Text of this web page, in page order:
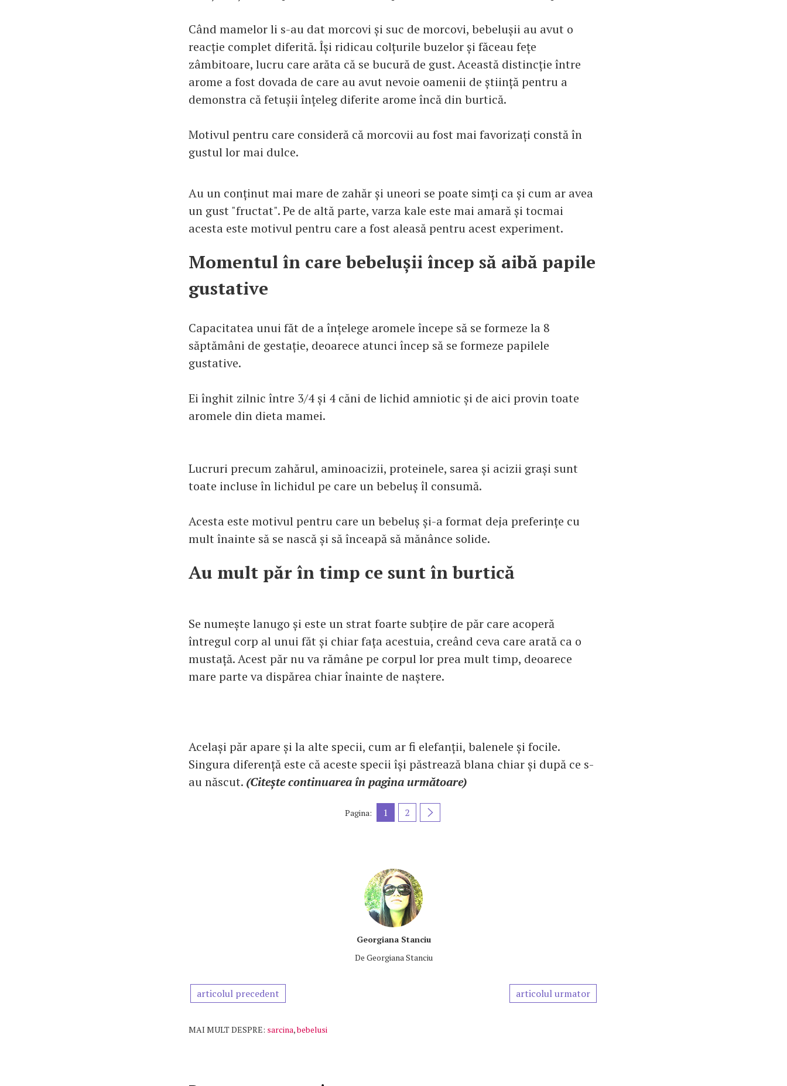
Când mamelor li s-au dat morcovi și suc de morcovi, bebelușii au avut o
reacție complet diferită. Își ridicau colțurile buzelor și făceau fețe
zâmbitoare, lucru care arăta că se bucură de gust. Această distincție între
arome a fost dovada de care au avut nevoie oamenii de știință pentru a
demonstra că fetușii înțeleg diferite arome încă din burtică.
Motivul pentru care consideră că morcovii au fost mai favorizați constă în
gustul lor mai dulce.
Au un conținut mai mare de zahăr și uneori se poate simți ca și cum ar avea
un gust "fructat". Pe de altă parte, varza kale este mai amară și tocmai
acesta este motivul pentru care a fost aleasă pentru acest experiment.
Momentul în care bebelușii încep să aibă papile
gustative
Capacitatea unui făt de a înțelege aromele începe să se formeze la 8
săptămâni de gestație, deoarece atunci încep să se formeze papilele
gustative.
Ei înghit zilnic între 3/4 și 4 căni de lichid amniotic și de aici provin toate
aromele din dieta mamei.
Lucruri precum zahărul, aminoacizii, proteinele, sarea și acizii grași sunt
toate incluse în lichidul pe care un bebeluș îl consumă.
Acesta este motivul pentru care un bebeluș și-a format deja preferințe cu
mult înainte să se nască și să înceapă să mănânce solide.
Au mult păr în timp ce sunt în burtică
Se numește lanugo și este un strat foarte subțire de păr care acoperă
întregul corp al unui făt și chiar fața acestuia, creând ceva care arată ca o
mustață. Acest păr nu va rămâne pe corpul lor prea mult timp, deoarece
mare parte va dispărea chiar înainte de naștere.
Același păr apare și la alte specii, cum ar fi elefanții, balenele și focile.
Singura diferență este că aceste specii își păstrează blana chiar și după ce s-
au născut. (Citește continuarea în pagina următoare)
Pagina: 1 2
Georgiana Stanciu
De Georgiana Stanciu
articolul precedent articolul urmator
MAI MULT DESPRE: sarcina,bebelusi